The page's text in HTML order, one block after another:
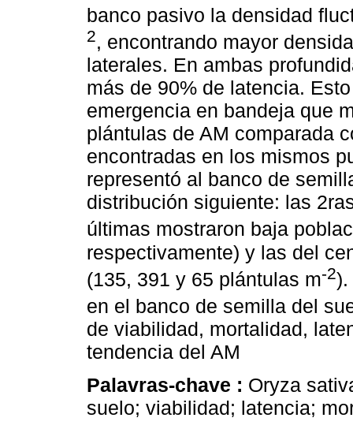
banco pasivo la densidad
2, encontrando mayor
laterales. En ambas
más de 90% de latencia.
emergencia en bandeja que
plántulas de AM comparada
encontradas en los mismos
representó al banco de
distribución siguiente: las
últimas mostraron baja
respectivamente) y las del
(135, 391 y 65 plántulas m-2).
en el banco de semilla del
de viabilidad, mortalidad,
tendencia del AM
Palavras-chave : Oryza
suelo; viabilidad; latencia;